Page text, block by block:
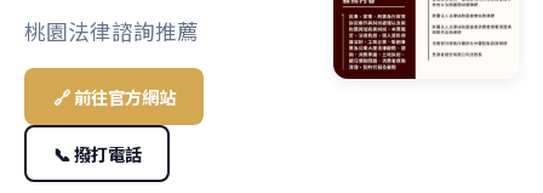
桃園法律諮詢推薦
🔗 前往官方網站
📞 撥打電話